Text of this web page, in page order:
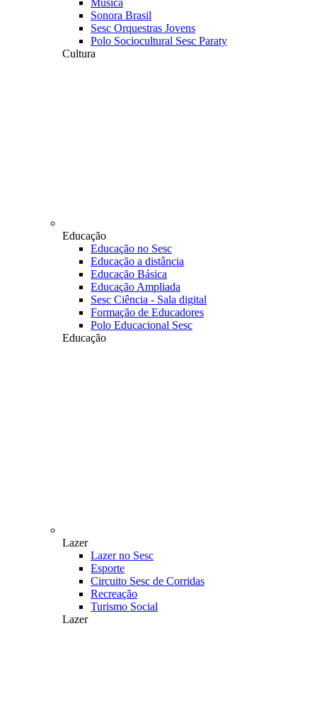
Sonora Brasil
Sesc Orquestras Jovens
Polo Sociocultural Sesc Paraty
Cultura
Educação
Educação no Sesc
Educação a distância
Educação Básica
Educação Ampliada
Sesc Ciência - Sala digital
Formação de Educadores
Polo Educacional Sesc
Educação
Lazer
Lazer no Sesc
Esporte
Circuito Sesc de Corridas
Recreação
Turismo Social
Lazer